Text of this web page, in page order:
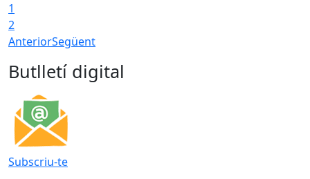
1
2
AnteriorSegüent
Butlletí digital
Subscriu-te